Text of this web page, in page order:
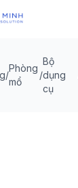
hiệu
/
Phòng
mổ
/
Bộ
dụng
cụ